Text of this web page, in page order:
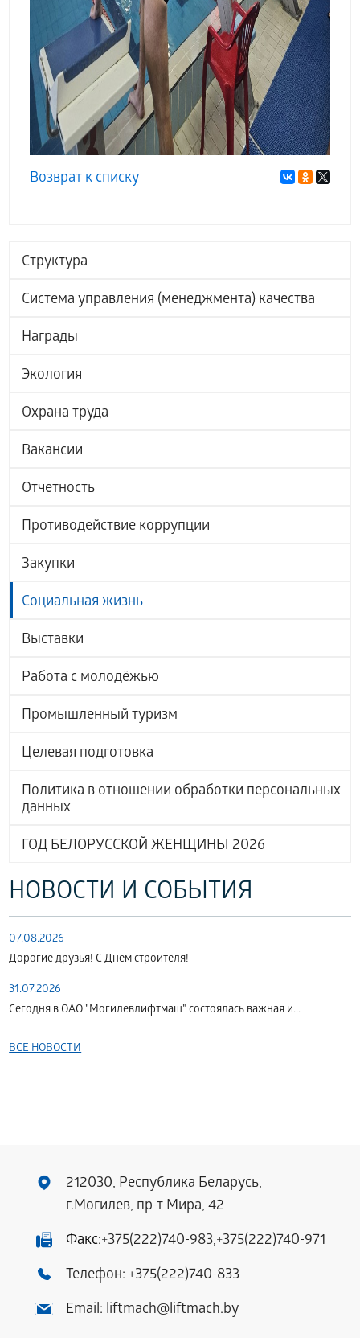
Структура
Система управления (менеджмента) качества
Награды
Экология
Охрана труда
Вакансии
Отчетность
Противодействие коррупции
Закупки
Социальная жизнь
Выставки
Работа с молодёжью
Промышленный туризм
Целевая подготовка
Политика в отношении обработки персональных
данных
ГОД БЕЛОРУССКОЙ ЖЕНЩИНЫ 2026
НОВОСТИ И СОБЫТИЯ
07.08.2026
Дорогие друзья! С Днем строителя!
31.07.2026
Сегодня в ОАО "Могилевлифтмаш" состоялась важная и...
ВСЕ НОВОСТИ
Возврат к списку
212030, Республика Беларусь,
г.Могилев, пр-т Мира, 42
Факс:+375(222)740-983,+375(222)740-971
Телефон: +375(222)740-833
Email: liftmach@liftmach.by